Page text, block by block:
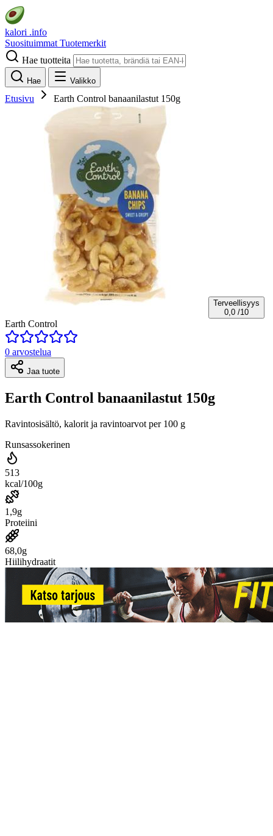
kalori .info
Suosituimmat Tuotemerkit
Hae tuotteita
Hae Valikko
Etusivu Earth Control banaanilastut 150g
Terveellisyys
0,0 /10
Earth Control
0 arvostelua
Jaa tuote
Earth Control banaanilastut 150g
Ravintosisältö, kalorit ja ravintoarvot per 100 g
Runsassokerinen
513
kcal/100g
1,9g
Proteiini
68,0g
Hiilihydraatit